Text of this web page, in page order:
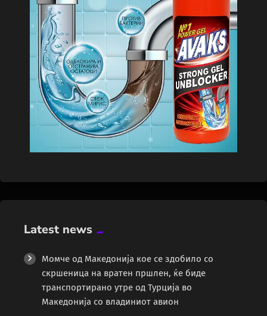
Latest news
Момче од Македонија кое се здобило со
скршеница на вратен пршлен, ќе биде
транспортирано утре од Турција во
Македонија со владиниот авион